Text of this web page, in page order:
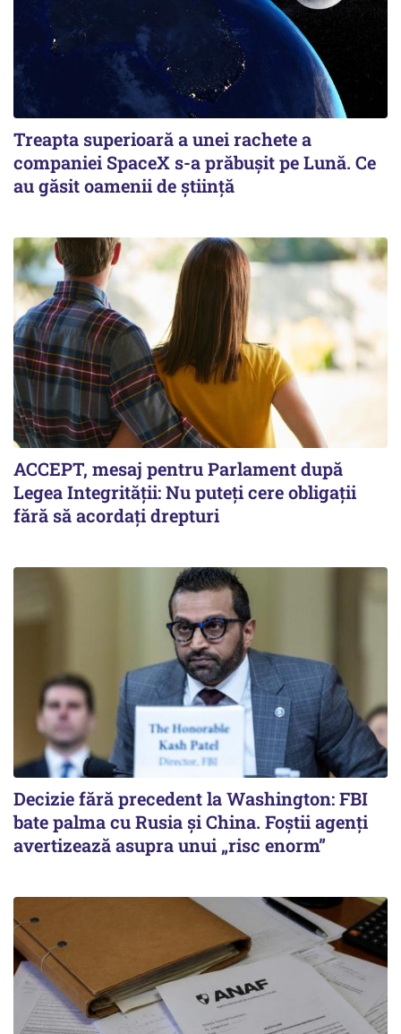
Treapta superioară a unei rachete a
companiei SpaceX s-a prăbușit pe Lună. Ce
au găsit oamenii de știință
ACCEPT, mesaj pentru Parlament după
Legea Integrității: Nu puteți cere obligații
fără să acordați drepturi
Decizie fără precedent la Washington: FBI
bate palma cu Rusia și China. Foștii agenți
avertizează asupra unui „risc enorm”